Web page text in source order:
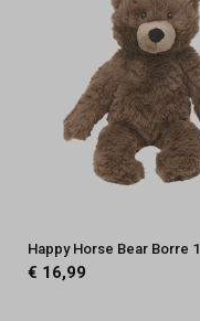
Happy Horse Bear Borre 1
€ 16,99